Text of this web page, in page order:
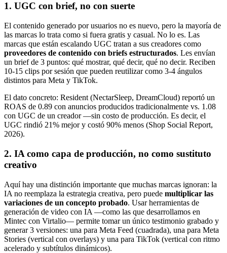
1. UGC con brief, no con suerte
El contenido generado por usuarios no es nuevo, pero la mayoría de
las marcas lo trata como si fuera gratis y casual. No lo es. Las
marcas que están escalando UGC tratan a sus creadores como
proveedores de contenido con briefs estructurados. Les envían
un brief de 3 puntos: qué mostrar, qué decir, qué no decir. Reciben
10-15 clips por sesión que pueden reutilizar como 3-4 ángulos
distintos para Meta y TikTok.
El dato concreto: Resident (NectarSleep, DreamCloud) reportó un
ROAS de 0.89 con anuncios producidos tradicionalmente vs. 1.08
con UGC de un creador —sin costo de producción. Es decir, el
UGC rindió 21% mejor y costó 90% menos (Shop Social Report,
2026).
2. IA como capa de producción, no como sustituto
creativo
Aquí hay una distinción importante que muchas marcas ignoran: la
IA no reemplaza la estrategia creativa, pero puede multiplicar las
variaciones de un concepto probado. Usar herramientas de
generación de video con IA —como las que desarrollamos en
Mintec con Virtalio— permite tomar un único testimonio grabado y
generar 3 versiones: una para Meta Feed (cuadrada), una para Meta
Stories (vertical con overlays) y una para TikTok (vertical con ritmo
acelerado y subtítulos dinámicos).